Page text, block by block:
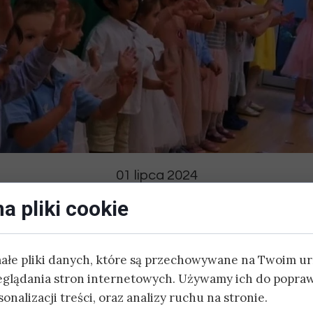
01 lipca 2024
Mamy i
w naszym przedszkolu Dzień Mamy i Taty! Były
DODATKOWE:
ZAJĘCIA SPORTOWE
JĘZYK HISZPAŃSKI
JĘZYK CHIŃSKI
BASEN
pliki cookie
pliki danych, które są przechowywane na Twoim
stron internetowych. Używamy ich do
treści, oraz analizy ruchu na stronie.